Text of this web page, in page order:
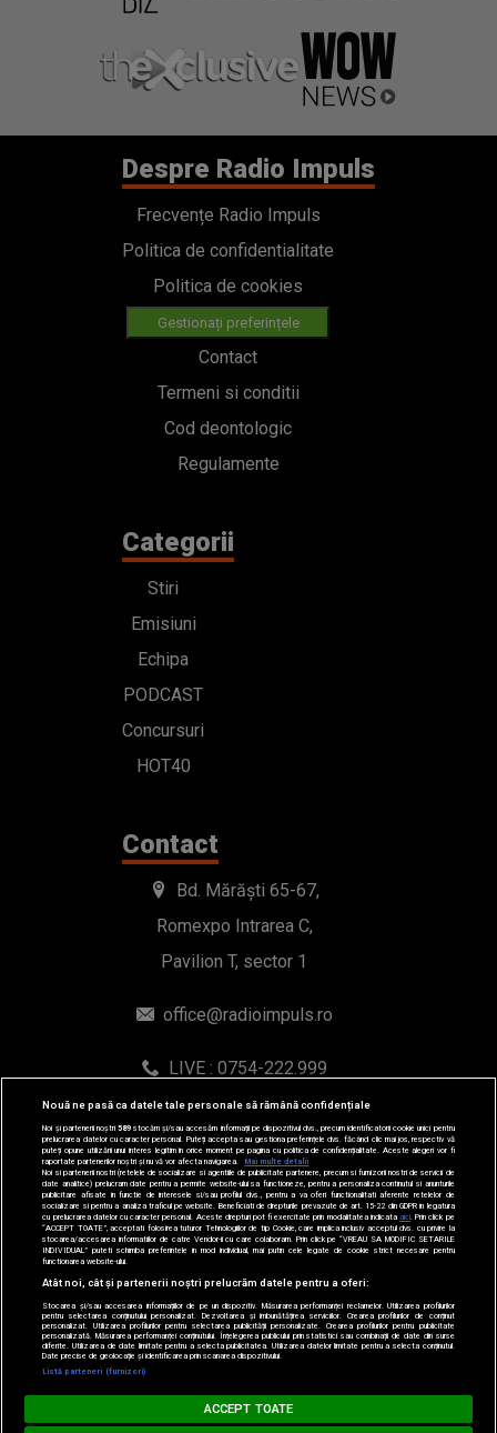
Frecvențe Radio Impuls
Politica de confidentialitate
Politica de cookies
Contact
Termeni si conditii
Cod deontologic
Regulamente
Categorii
Stiri
Emisiuni
Echipa
Concursuri
HOT40
Bd. Mărăști 65-67,
Romexpo Intrarea C,
Pavilion T, sector 1
LIVE : 0754-222.999
WhatsApp: 0754-222.999
© 2019-2026 DOGAN MEDIA INTERNATIONAL SA, Toate
drepturile rezervate.
MUSIC NON STOP
Nouă ne pasă ca datele tale personale să rămână confidențiale
Noi și partenerii noștri589stocăm și/sau accesăm informații pe dispozitivul dvs., precum identificatorii cookie unici pentru
prelucrarea datelor cu caracter personal. Puteți accepta sau gestiona preferințele dvs. făcând clic mai jos, respectiv vă
puteți opune utilizării unui interes legitim în orice moment pe pagina cu politica de confidențialitate. Aceste alegeri vor fi
raportate partenerilor noștri și nu vă vor afecta navigarea.
Mai multe detalii
Noi si partenerii nostri (retelele de socializare si agentiile de publicitate partenere, precum si furnizorii nostri de servicii de
date analitice) prelucram date pentru a permite website-ului sa functioneze, pentru a personaliza continutul si anunturile
publicitare afisate in functie de interesele si/sau profilul dvs., pentru a va oferi functionalitati aferente retelelor de
socializare si pentru a analiza traficul pe website. Beneficiati de drepturile prevazute de art. 15-22 din GDPR in legatura
cu prelucrarea datelor cu caracter personal. Aceste drepturi pot fi exercitate prin modalitatea indicataaici . Prin click pe
“ACCEPT TOATE”, acceptati folosirea tuturor Tehnologiilor de tip Cookie, care implica inclusiv acceptul dvs. cu privire la
stocarea/accesarea informatiilor de catre Vendor-ii cu care colaboram. Prin click pe “VREAU SA MODIFIC SETARILE
INDIVIDUAL” puteti schimba preferintele in mod individual, mai putin cele legate de cookie strict necesare pentru
functionarea website-ului.
Atât noi, cât și partenerii noștri prelucrăm datele pentru a oferi:
Stocarea și/sau accesarea informațiilor de pe un dispozitiv. Măsurarea performanței reclamelor. Utilizarea profilurilor
pentru selectarea conținutului personalizat. Dezvoltarea și îmbunătățirea serviciilor. Crearea profilurilor de conținut
personalizat. Utilizarea profilurilor pentru selectarea publicității personalizate. Crearea profilurilor pentru publicitate
personalizată. Măsurarea performanței conținutului. Înțelegerea publicului prin statistici sau combinații de date din surse
diferite. Utilizarea de date limitate pentru a selecta publicitatea. Utilizarea datelor limitate pentru a selecta conținutul.
Date precise de geolocație și identificarea prin scanarea dispozitivului.
Listă parteneri (furnizori)
ACCEPT TOATE